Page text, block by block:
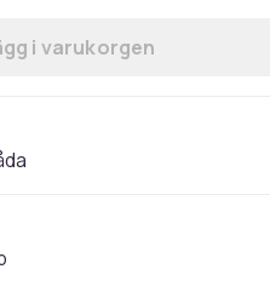
Lägg till Samsung
i varukorgen